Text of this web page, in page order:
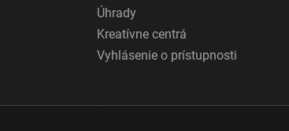
Úhrady
Kreatívne centrá
Vyhlásenie o prístupnosti